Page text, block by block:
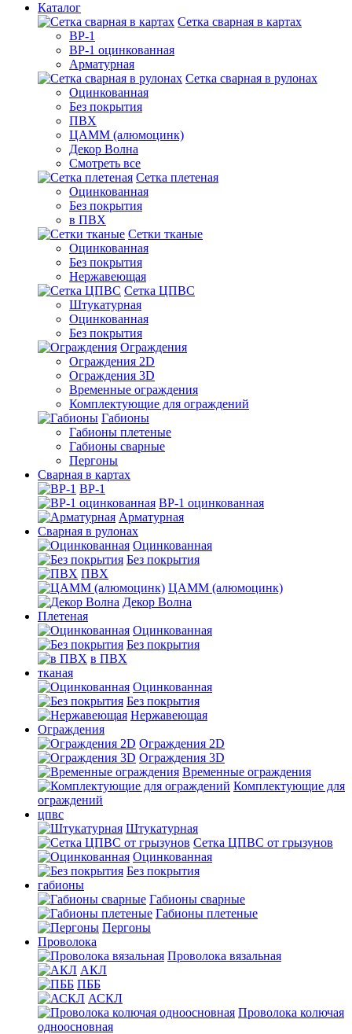
Каталог
Сетка сварная в картах
ВР-1
ВР-1 оцинкованная
Арматурная
Сетка сварная в рулонах
Оцинкованная
Без покрытия
ПВХ
ЦАММ (алюмоцинк)
Декор Волна
Смотреть все
Сетка плетеная
Оцинкованная
Без покрытия
в ПВХ
Сетки тканые
Оцинкованная
Без покрытия
Нержавеющая
Сетка ЦПВС
Штукатурная
Оцинкованная
Без покрытия
Ограждения
Ограждения 2D
Ограждения 3D
Временные ограждения
Комплектующие для ограждений
Габионы
Габионы плетеные
Габионы сварные
Пергоны
Сварная в картах
ВР-1
ВР-1 оцинкованная
Арматурная
Сварная в рулонах
Оцинкованная
Без покрытия
ПВХ
ЦАММ (алюмоцинк)
Декор Волна
Плетеная
Оцинкованная
Без покрытия
в ПВХ
тканая
Оцинкованная
Без покрытия
Нержавеющая
Ограждения
Ограждения 2D
Ограждения 3D
Временные ограждения
Комплектующие для
ограждений
цпвс
Штукатурная
Сетка ЦПВС от грызунов
Оцинкованная
Без покрытия
габионы
Габионы сварные
Габионы плетеные
Пергоны
Проволока
Проволока вязальная
АКЛ
ПББ
АСКЛ
Проволока колючая
одноосновная